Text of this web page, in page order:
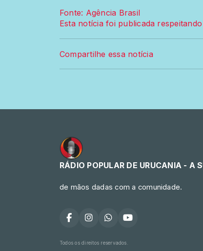
Fonte: Agência Brasil
Esta notícia foi publicada
Compartilhe essa notícia
RÁDIO POPULAR DE URUCANIA - A
de mãos dadas com a comunidade.
Todos os direitos reservados.